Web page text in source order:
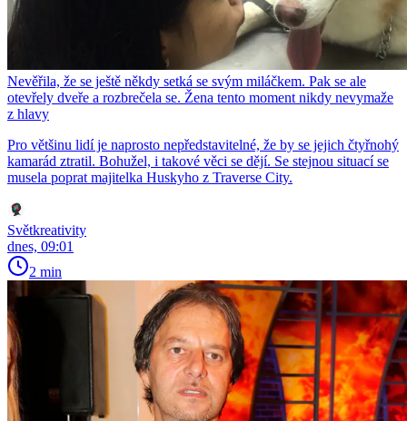
Nevěřila, že se ještě někdy setká se svým miláčkem. Pak se ale
otevřely dveře a rozbrečela se. Žena tento moment nikdy nevymaže
z hlavy
Pro většinu lidí je naprosto nepředstavitelné, že by se jejich čtyřnohý
kamarád ztratil. Bohužel, i takové věci se dějí. Se stejnou situací se
musela poprat majitelka Huskyho z Traverse City.
Světkreativity
dnes, 09:01
2 min